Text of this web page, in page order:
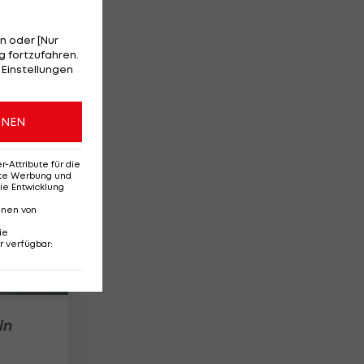
oder [Nur
fortzufahren.
Attribute für die
Werbung und
Entwicklung
von
verfügbar: